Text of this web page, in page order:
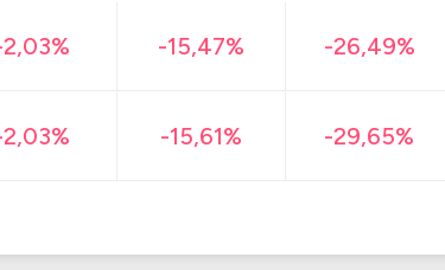
-15,47% -26,49%
-15,61% -29,65%